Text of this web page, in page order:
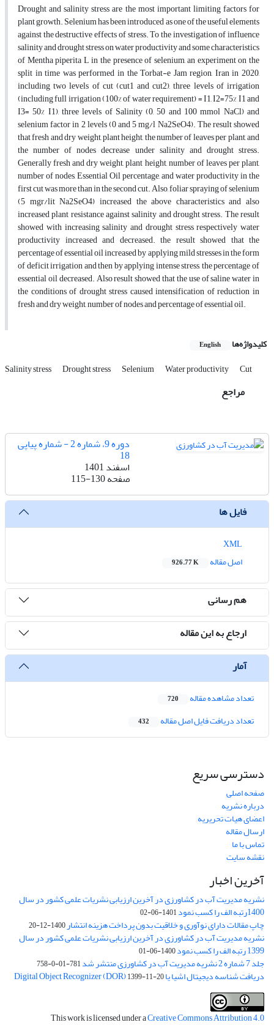
Drought and salinity stress are the most important limiting factors for
plant growth. Selenium has been introduced as one of the useful elements
against the destructive effects of stress. To the investigation of influence
salinity and drought stress on water productivity and some characteristics
of Mentha piperita L in the presence of selenium, an experiment on the
split in time was performed in the Torbat-e Jam region, Iran in 2020,
including two levels of cut (cut1 and cut2), three levels of irrigation
(including full irrigation (100% of water requirement) = I1, I2=75% I1 and
I3= 50% I1), three levels of Salinity (0, 50 and 100 mmol NaCl) and
selenium factor in 2 levels (0 and 5 mg/l Na2SeO4). The result showed
that fresh and dry weight, plant height, the number of leaves per plant, and
the number of nodes decrease under salinity and drought stress.
Generally fresh and dry weight, plant height, number of leaves per plant,
number of nodes, Essential Oil percentage, and water productivity in the
first cut was more than in the second cut. Also, foliar spraying of selenium
(5 mgr/lit Na2SeO4) increased the above characteristics and also
increased plant resistance against salinity and drought stress. The result
showed with increasing salinity and drought stress respectively water
productivity increased and decreased. the result showed that the
percentage of essential oil increased by applying mild stresses in the form
of deficit irrigation and then by applying intense stress, the percentage of
essential oil decreased. Also result showed that the use of saline water in
the conditions of drought stress caused intensification of reduction in
fresh and dry weight, number of nodes and percentage of essential oil.
کلیدواژه‌ها English
Salinity stress Drought stress Selenium Water productivity Cut
مراجع
دوره 9، شماره 2 - شماره پیاپی
18
اسفند 1401
صفحه115-130
فایل ها
اصل مقاله
926.77 K
هم رسانی
ارجاع به این مقاله
آمار
تعداد مشاهده مقاله 720
تعداد دریافت فایل اصل مقاله 432
دسترسی سریع
صفحه اصلی
درباره نشریه
اعضای هیات تحریریه
ارسال مقاله
تماس با ما
نقشه سایت
آخرین اخبار
نشریه مدیریت آب در کشاورزی در آخرین ارزیابی نشریات علمی کشور در سال
1400رتبه الف را کسب نمود 1401-06-02
چاپ مقالات دارای نوآوری و خلاقیت بدون پرداخت هزینه انتشار1400-12-20
نشریه مدیریت آب در کشاورزی در آخرین ارزیابی نشریات علمی کشور در سال
1399 رتبه الف را کسب نمود 1400-06-01
جلد 7 شماره 2 نشریه مدیریت آب در کشاورزی منتشر شد 781-01-0-758
دریافت شناسه دیجیتال اشیا یا Digital Object Recognizer (DOR)1399-11-20
This work is licensed under aCreative Commons Attribution 4.0